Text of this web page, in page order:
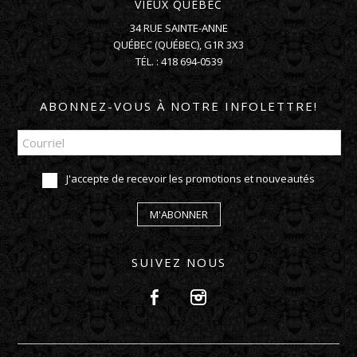
VIEUX QUÉBEC
34 RUE SAINTE-ANNE
QUÉBEC(QUÉBEC),G1R 3X3
TÉL. : 418 694-0539
ABONNEZ-VOUS À NOTRE INFOLETTRE!
J'accepte de recevoir les promotions et nouveautés
M'ABONNER
SUIVEZ NOUS